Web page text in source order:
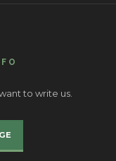
to write us.